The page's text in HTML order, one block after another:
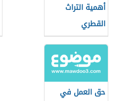
أهمية التراث
القطري
حق العمل في